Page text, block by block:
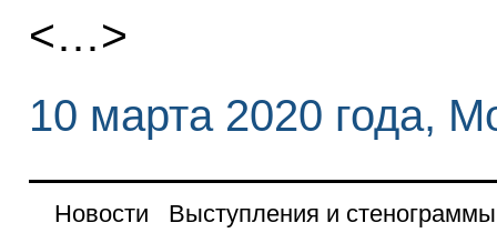
<…>
10 марта 2020 года,
Новости
Выступления и стенограммы